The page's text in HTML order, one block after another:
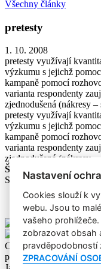
Všechny články
pretesty
1. 10. 2008
pretesty využívají
výzkumu s jejichž
kampaně pomocí
varianta respondenty
zjednodušená (nákresy
pretesty využívají
výzkumu s jejichž
kampaně pomocí
varianta respondenty
zjednodušená (nákresy
Štítky dokumentu:
Sdílejte tento článek:
Copyright © 2004-2020
podmínek. ISSN 1803-
Nastavení
Cookies slouží k
webu. Jsou to
vašeho
zobrazovat obsah
pravděpodobností
ZPRACOVÁNÍ